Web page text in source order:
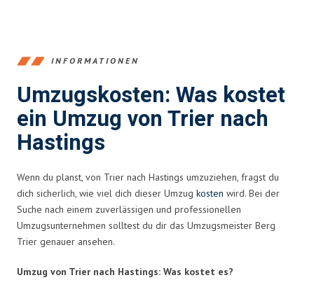
INFORMATIONEN
Umzugskosten: Was kostet
ein Umzug von Trier nach
Hastings
Wenn du planst, von Trier nach Hastings umzuziehen, fragst du
dich sicherlich, wie viel dich dieser Umzug kosten wird. Bei der
Suche nach einem zuverlässigen und professionellen
Umzugsunternehmen solltest du dir das Umzugsmeister Berg
Trier genauer ansehen.
Umzug von Trier nach Hastings: Was kostet es?